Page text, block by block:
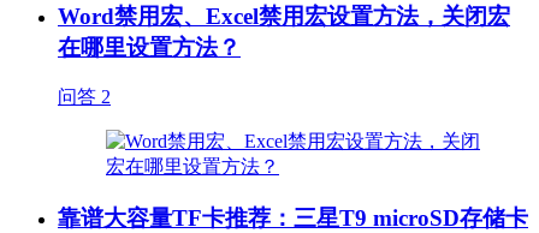
Word禁用宏、Excel禁用宏设置方法，关闭宏
在哪里设置方法？
问答 2
靠谱大容量TF卡推荐：三星T9 microSD存储卡